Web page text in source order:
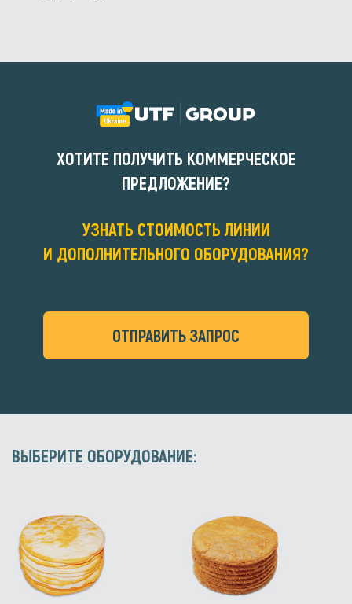
ХОТИТЕ ПОЛУЧИТЬ КОММЕРЧЕСКОЕ
ПРЕДЛОЖЕНИЕ?
УЗНАТЬ СТОИМОСТЬ ЛИНИИ
И ДОПОЛНИТЕЛЬНОГО ОБОРУДОВАНИЯ?
ОТПРАВИТЬ ЗАПРОС
ВЫБЕРИТЕ ОБОРУДОВАНИЕ: